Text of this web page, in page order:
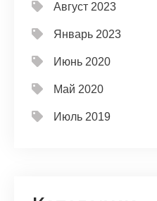
Август 2023
Январь 2023
Июнь 2020
Май 2020
Июль 2019